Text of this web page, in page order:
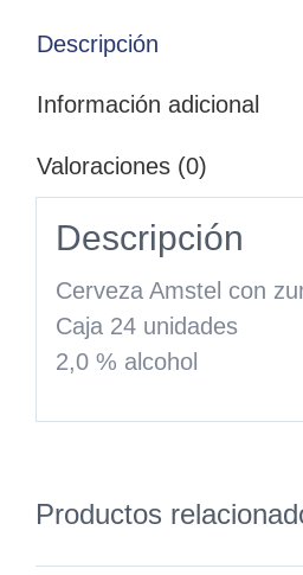
Descripción
Información adicional
Valoraciones (0)
Descripción
Cerveza Amstel con
Caja 24 unidades
2,0 % alcohol
Productos